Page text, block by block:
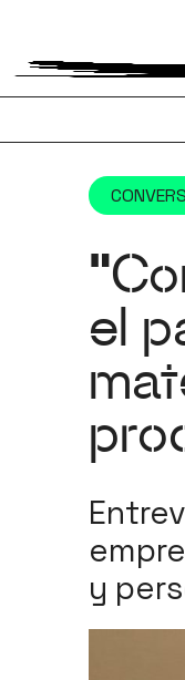
contenido
el
y